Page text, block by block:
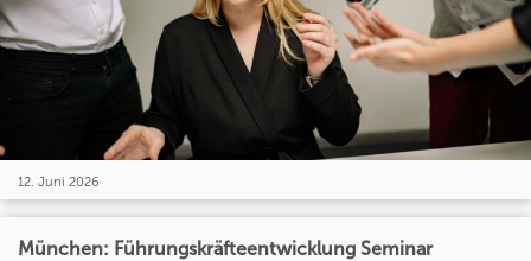
12. Juni 2026
München: Führungskräfteentwicklung Seminar